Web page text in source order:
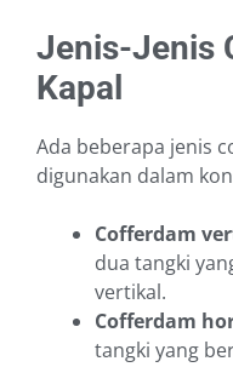
Jenis-Jenis
Kapal
Ada beberapa jenis
digunakan dalam
Cofferdam
dua tangki
vertikal.
Cofferdam
tangki yang